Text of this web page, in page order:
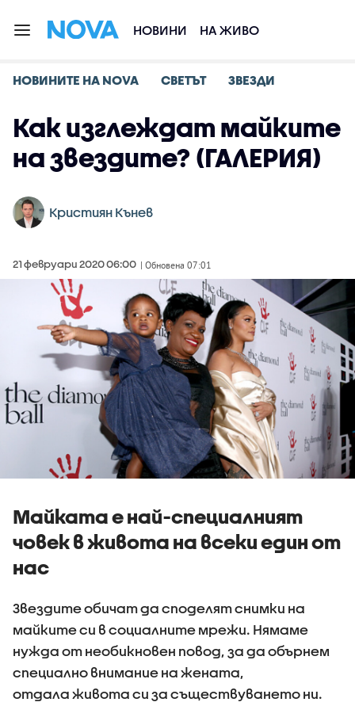
НОВИНИ НА ЖИВО
НОВИНИТЕ НА NOVA СВЕТЪТ ЗВЕЗДИ
Как изглеждат майките
на звездите? (ГАЛЕРИЯ)
Кристиян Кънев
21 февруари 2020 06:00 | Обновена 07:01
Майката е най-специалният
човек в живота на всеки един от
нас
Звездите обичат да споделят снимки на
майките си в социалните мрежи. Нямаме
нужда от необикновен повод, за да обърнем
специално внимание на жената,
отдала живота си за съществуването ни.